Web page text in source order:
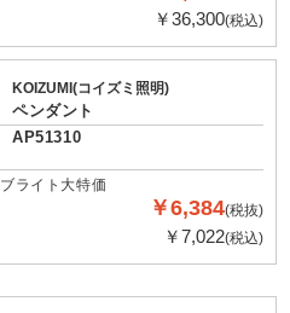
￥36,300(税込)
KOIZUMI(コイズミ照明)
ペンダント
AP51310
ブライト大特価
￥6,384(税抜)
￥7,022(税込)